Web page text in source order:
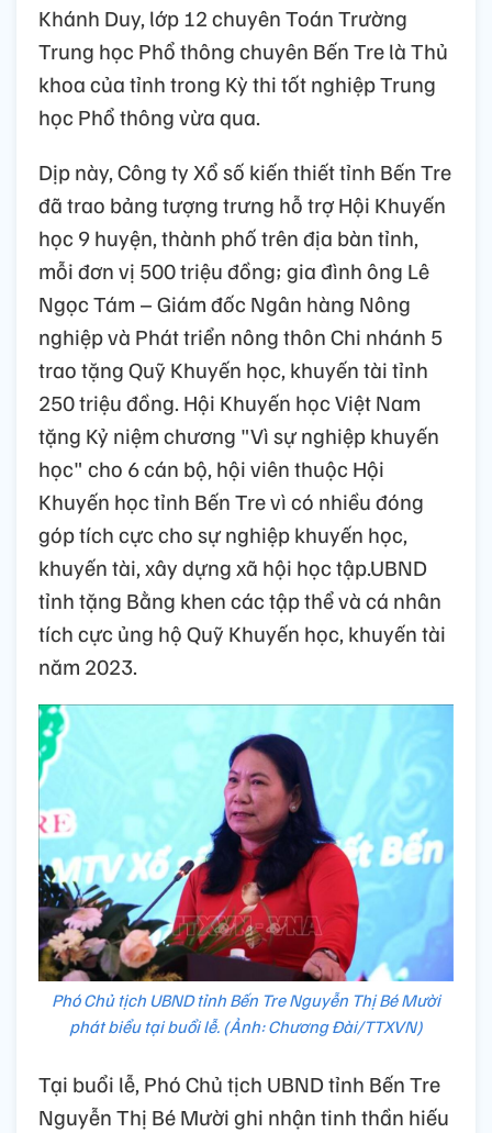
Khánh Duy, lớp 12 chuyên Toán Trường
Trung học Phổ thông chuyên Bến Tre là Thủ
khoa của tỉnh trong Kỳ thi tốt nghiệp Trung
học Phổ thông vừa qua.
Dịp này, Công ty Xổ số kiến thiết tỉnh Bến Tre
đã trao bảng tượng trưng hỗ trợ Hội Khuyến
học 9 huyện, thành phố trên địa bàn tỉnh,
mỗi đơn vị 500 triệu đồng; gia đình ông Lê
Ngọc Tám – Giám đốc Ngân hàng Nông
nghiệp và Phát triển nông thôn Chi nhánh 5
trao tặng Quỹ Khuyến học, khuyến tài tỉnh
250 triệu đồng. Hội Khuyến học Việt Nam
tặng Kỷ niệm chương "Vì sự nghiệp khuyến
học" cho 6 cán bộ, hội viên thuộc Hội
Khuyến học tỉnh Bến Tre vì có nhiều đóng
góp tích cực cho sự nghiệp khuyến học,
khuyến tài, xây dựng xã hội học tập.UBND
tỉnh tặng Bằng khen các tập thể và cá nhân
tích cực ủng hộ Quỹ Khuyến học, khuyến tài
năm 2023.
Phó Chủ tịch UBND tỉnh Bến Tre Nguyễn Thị Bé Mười
phát biểu tại buổi lễ. (Ảnh: Chương Đài/TTXVN)
Tại buổi lễ, Phó Chủ tịch UBND tỉnh Bến Tre
Nguyễn Thị Bé Mười ghi nhận tinh thần hiếu